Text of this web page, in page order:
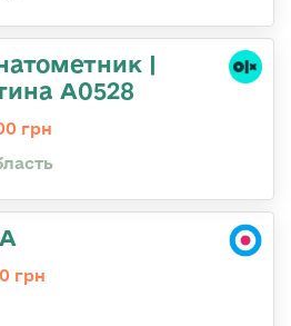
|
А0528
грн
грн